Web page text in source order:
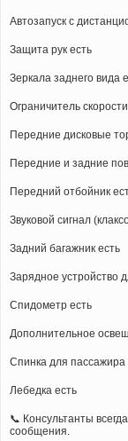
Автозапуск с
Защита рук есть
Зеркала заднего вида
Ограничитель
Передние дисковые
Передние и задние
Передний отбойник
Звуковой сигнал
Задний багажник есть
Зарядное устройство
Спидометр есть
Дополнительное
Спинка для пассажира
Лебедка есть
📞 Консультанты
сообщения.